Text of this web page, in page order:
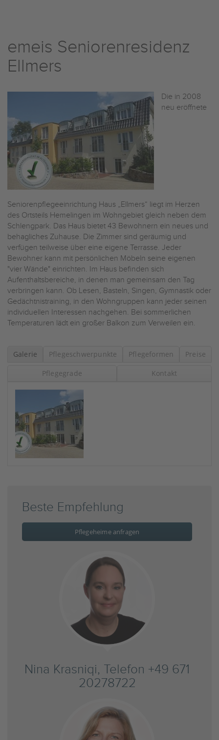
emeis Seniorenresidenz
Ellmers
Die in 2008
neu eröffnete
Seniorenpflegeeinrichtung Haus „Ellmers“ liegt im Herzen
des Ortsteils Hemelingen im Wohngebiet gleich neben dem
Schlengpark. Das Haus bietet 43 Bewohnern ein neues und
behagliches Zuhause. Die Zimmer sind geräumig und
verfügen teilweise über eine eigene Terrasse. Jeder
Bewohner kann mit persönlichen Möbeln seine eigenen
"vier Wände" einrichten. Im Haus befinden sich
Aufenthaltsbereiche, in denen man gemeinsam den Tag
verbringen kann. Ob Lesen, Basteln, Singen, Gymnastik oder
Gedächtnistraining, in den Wohngruppen kann jeder seinen
individuellen Interessen nachgehen. Bei sommerlichen
Temperaturen lädt ein großer Balkon zum Verweilen ein.
Galerie Pflegeschwerpunkte Pflegeformen Preise
Pflegegrade Kontakt
Beste Empfehlung
Pflegeheime anfragen
Nina Krasniqi, Telefon +49 671
20278722